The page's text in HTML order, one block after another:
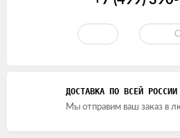
ДОСТАВКА ПО ВСЕЙ РОССИИ
Мы отправим ваш заказ в